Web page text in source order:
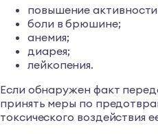
повышение
боли в брюшине;
анемия;
диарея;
лейкопения.
Если обнаружен факт
принять меры по
токсического воздействия